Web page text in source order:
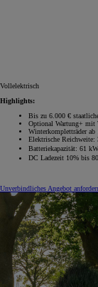
Vollelektrisch
Highlights:
Bis zu 6.000 €
Optional Wartung+ mit
Winterkompletträder ab
Elektrische
Batteriekapazität: 61
DC Ladezeit 10% bis
Unverbindliches Angebot